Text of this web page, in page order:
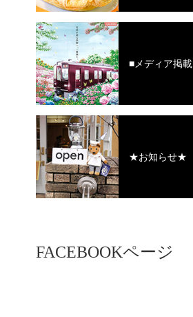
■メディア掲載
★お知らせ★
FACEBOOKページ